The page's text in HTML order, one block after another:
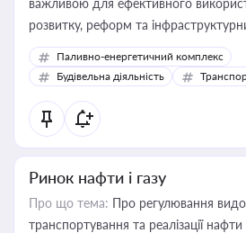
важливою для ефективного
розвитку, реформ та
Паливно-енергетичний комплекс
Будівельна діяльність
Ринок нафти і газу
Про що тема: Про регулювання
транспортування та реалізації